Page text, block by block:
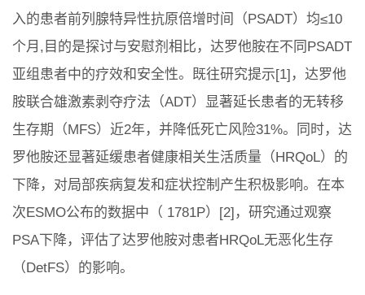
入的患者前列腺特异性抗原倍增时间（PSADT）均≤10
个月,目的是探讨与安慰剂相比，达罗他胺在不同PSADT
亚组患者中的疗效和安全性。既往研究提示[1]，达罗他
胺联合雄激素剥夺疗法（ADT）显著延长患者的无转移
生存期（MFS）近2年，并降低死亡风险31%。同时，达
罗他胺还显著延缓患者健康相关生活质量（HRQoL）的
下降，对局部疾病复发和症状控制产生积极影响。在本
次ESMO公布的数据中（ 1781P）[2]，研究通过观察
PSA下降，评估了达罗他胺对患者HRQoL无恶化生存
（DetFS）的影响。